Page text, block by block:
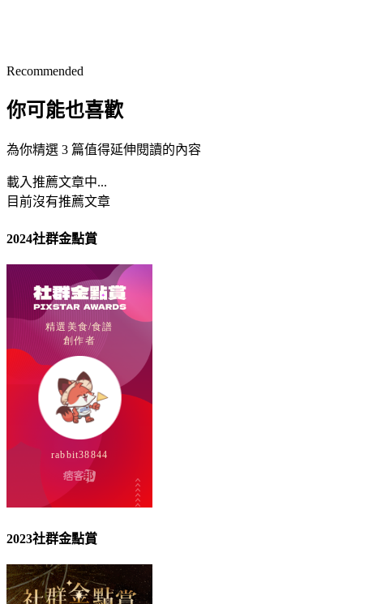
Recommended
你可能也喜歡
為你精選 3 篇值得延伸閱讀的內容
載入推薦文章中...
目前沒有推薦文章
2024社群金點賞
2023社群金點賞